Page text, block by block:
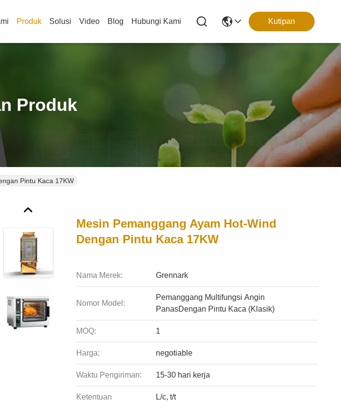
Produk Solusi Video Blog Hubungi Kami Kutipan
Produk
Pintu Kaca 17KW
Mesin Pemanggang Ayam Hot-Wind
Dengan Pintu Kaca 17KW
Nama Merek: Grennark
Nomor Model:
Pemanggang Multifungsi Angin
PanasDengan Pintu Kaca (Klasik)
MOQ: 1
Harga: negotiable
Waktu Pengiriman: 15-30 hari kerja
Ketentuan
L/c, t/t